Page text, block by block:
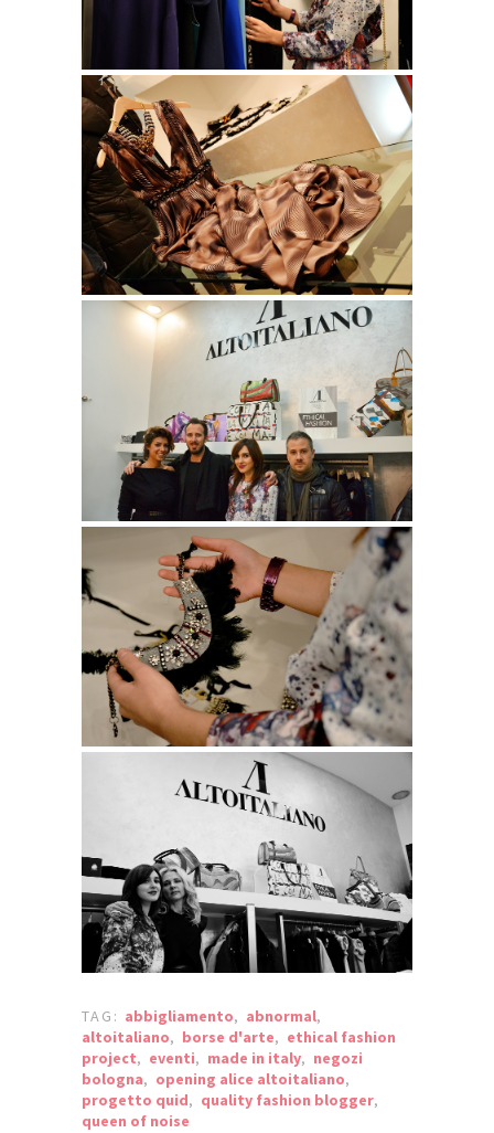
TAG: abbigliamento, abnormal,
altoitaliano, borse d'arte, ethical fashion
project, eventi, made in italy, negozi
bologna, opening alice altoitaliano,
progetto quid, quality fashion blogger,
queen of noise